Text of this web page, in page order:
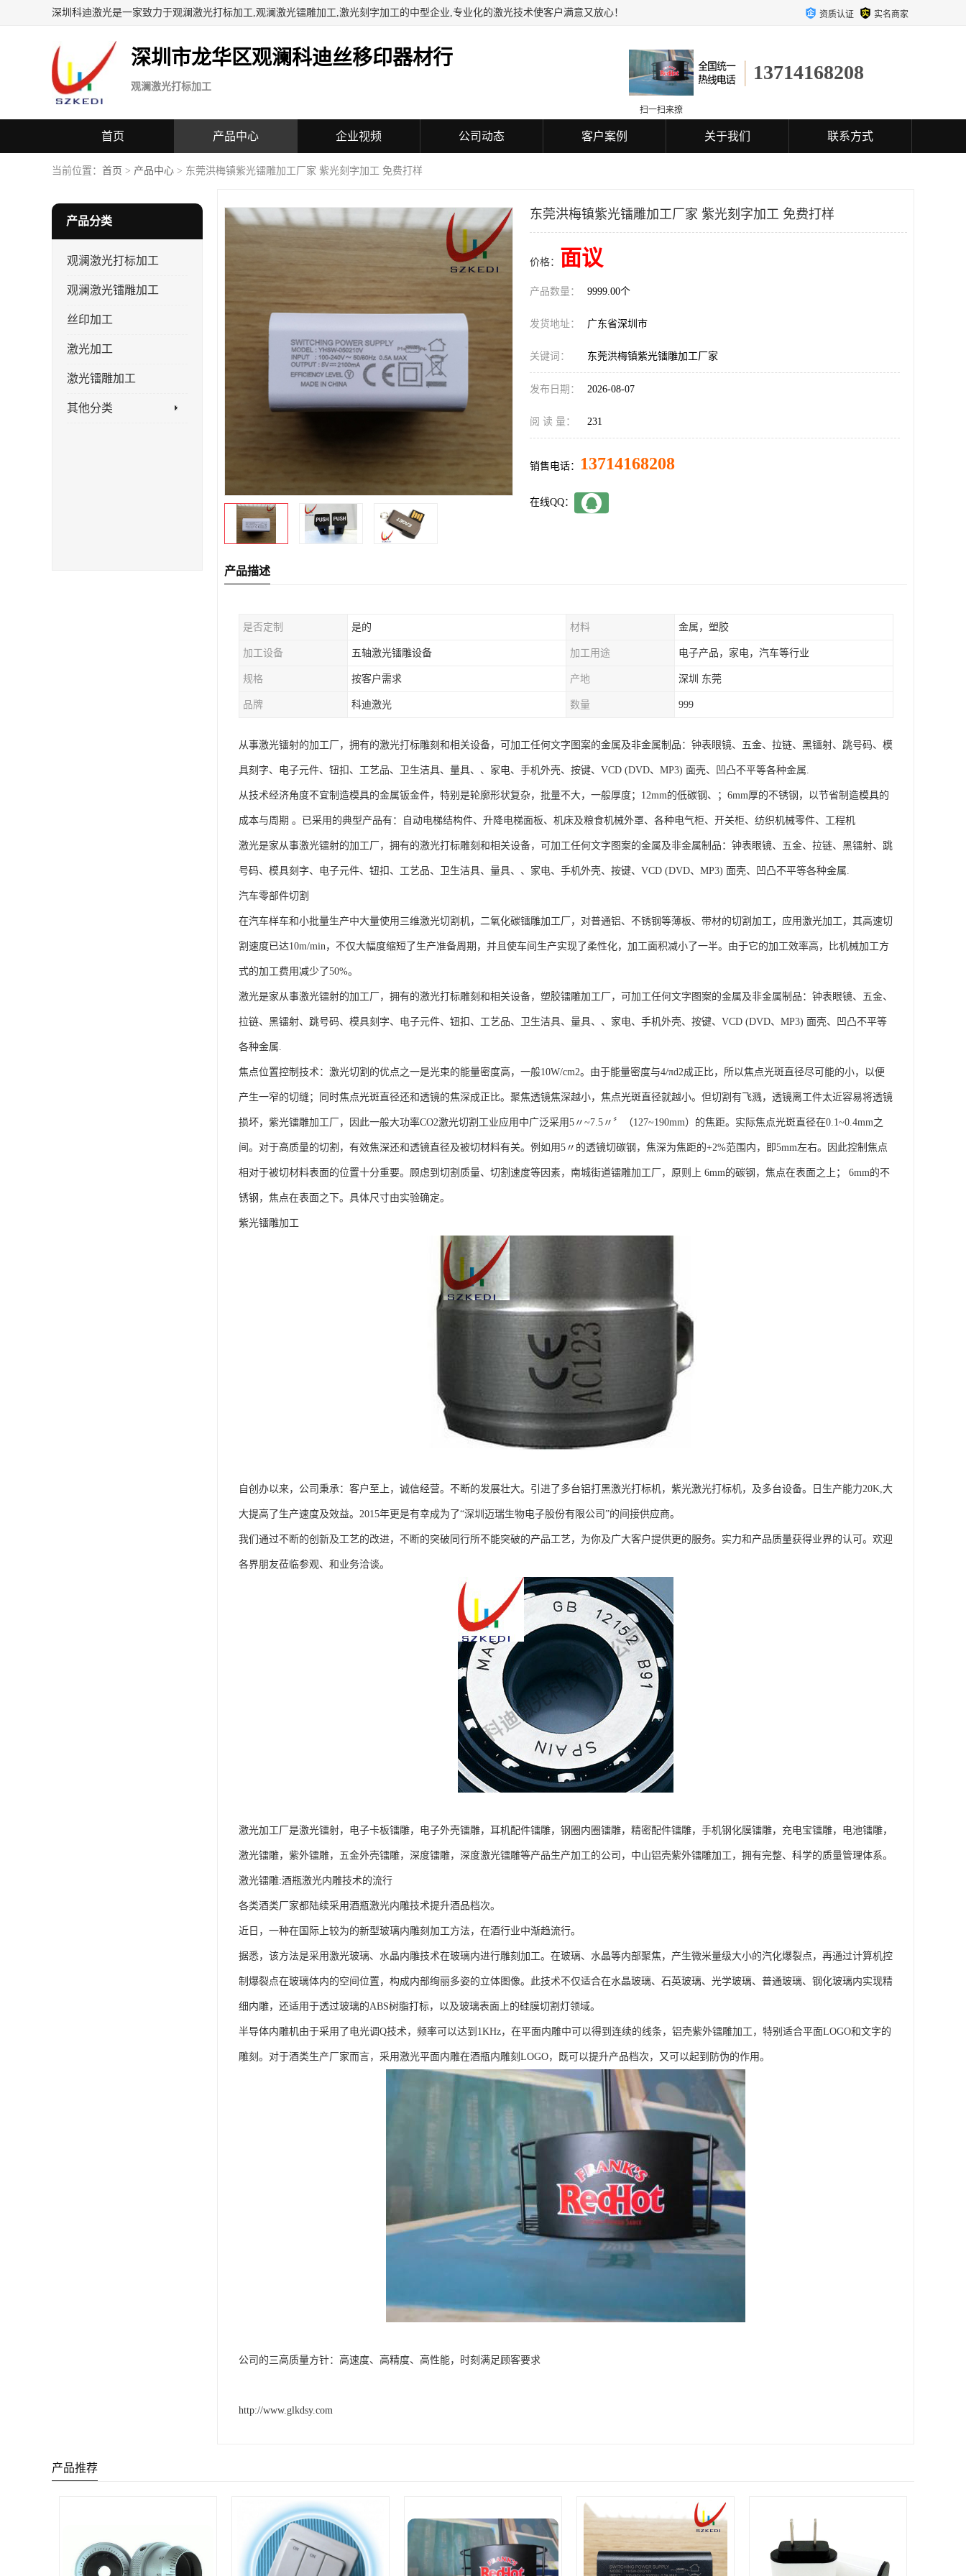
深圳科迪激光是一家致力于观澜激光打标加工,观澜激光镭雕加工,激光刻字加工的中型企业,专业化的激光技术使客户满意又放心！ 资质认证 实名商家
深圳市龙华区观澜科迪丝移印器材行
观澜激光打标加工
13714168208
扫一扫来撩
首页 产品中心 企业视频 公司动态 客户案例 关于我们 联系方式
当前位置： 首页 > 产品中心 > 东莞洪梅镇紫光镭雕加工厂家 紫光刻字加工 免费打样
产品分类
观澜激光打标加工
观澜激光镭雕加工
丝印加工
激光加工
激光镭雕加工
其他分类
东莞洪梅镇紫光镭雕加工厂家 紫光刻字加工 免费打样
价格： 面议
产品数量： 9999.00个
发货地址： 广东省深圳市
关键词： 东莞洪梅镇紫光镭雕加工厂家
发布日期： 2026-08-07
阅 读 量： 231
销售电话： 13714168208
在线QQ：
产品描述
是否定制 是的 材料 金属，塑胶
加工设备 五轴激光镭雕设备 加工用途 电子产品，家电，汽车等行业
规格 按客户需求 产地 深圳 东莞
品牌 科迪激光 数量 999
从事激光镭射的加工厂，拥有的激光打标雕刻和相关设备，可加工任何文字图案的金属及非金属制品：钟表眼镜、五金、拉链、黑镭射、跳号码、模
具刻字、电子元件、钮扣、工艺品、卫生洁具、量具、、家电、手机外壳、按键、VCD (DVD、MP3) 面壳、凹凸不平等各种金属.
从技术经济角度不宜制造模具的金属钣金件，特别是轮廓形状复杂，批量不大，一般厚度；12mm的低碳钢、；6mm厚的不锈钢，以节省制造模具的
成本与周期 。已采用的典型产品有：自动电梯结构件、升降电梯面板、机床及粮食机械外罩、各种电气柜、开关柜、纺织机械零件、工程机
激光是家从事激光镭射的加工厂，拥有的激光打标雕刻和相关设备，可加工任何文字图案的金属及非金属制品：钟表眼镜、五金、拉链、黑镭射、跳
号码、模具刻字、电子元件、钮扣、工艺品、卫生洁具、量具、、家电、手机外壳、按键、VCD (DVD、MP3) 面壳、凹凸不平等各种金属.
汽车零部件切割
在汽车样车和小批量生产中大量使用三维激光切割机，二氧化碳镭雕加工厂，对普通铝、不锈钢等薄板、带材的切割加工，应用激光加工，其高速切
割速度已达10m/min，不仅大幅度缩短了生产准备周期，并且使车间生产实现了柔性化，加工面积减小了一半。由于它的加工效率高，比机械加工方
式的加工费用减少了50%。
激光是家从事激光镭射的加工厂，拥有的激光打标雕刻和相关设备，塑胶镭雕加工厂，可加工任何文字图案的金属及非金属制品：钟表眼镜、五金、
拉链、黑镭射、跳号码、模具刻字、电子元件、钮扣、工艺品、卫生洁具、量具、、家电、手机外壳、按键、VCD (DVD、MP3) 面壳、凹凸不平等
各种金属.
焦点位置控制技术：激光切割的优点之一是光束的能量密度高，一般10W/cm2。由于能量密度与4/πd2成正比，所以焦点光斑直径尽可能的小，以便
产生一窄的切缝；同时焦点光斑直径还和透镜的焦深成正比。聚焦透镜焦深越小，焦点光斑直径就越小。但切割有飞溅，透镜离工件太近容易将透镜
损坏，紫光镭雕加工厂，因此一般大功率CO2激光切割工业应用中广泛采用5〃~7.5〃〞（127~190mm）的焦距。实际焦点光斑直径在0.1~0.4mm之
间。对于高质量的切割，有效焦深还和透镜直径及被切材料有关。例如用5〃的透镜切碳钢，焦深为焦距的+2%范围内，即5mm左右。因此控制焦点
相对于被切材料表面的位置十分重要。顾虑到切割质量、切割速度等因素，南城街道镭雕加工厂，原则上 6mm的碳钢，焦点在表面之上； 6mm的不
锈钢，焦点在表面之下。具体尺寸由实验确定。
紫光镭雕加工
自创办以来，公司秉承：客户至上，诚信经营。不断的发展壮大。引进了多台铝打黑激光打标机，紫光激光打标机，及多台设备。日生产能力20K,大
大提高了生产速度及效益。2015年更是有幸成为了“深圳迈瑞生物电子股份有限公司”的间接供应商。
我们通过不断的创新及工艺的改进，不断的突破同行所不能突破的产品工艺，为你及广大客户提供更的服务。实力和产品质量获得业界的认可。欢迎
各界朋友莅临参观、和业务洽谈。
激光加工厂是激光镭射，电子卡板镭雕，电子外壳镭雕，耳机配件镭雕，钢圈内圈镭雕，精密配件镭雕，手机钢化膜镭雕，充电宝镭雕，电池镭雕，
激光镭雕，紫外镭雕，五金外壳镭雕，深度镭雕，深度激光镭雕等产品生产加工的公司，中山铝壳紫外镭雕加工，拥有完整、科学的质量管理体系。
激光镭雕:酒瓶激光内雕技术的流行
各类酒类厂家都陆续采用酒瓶激光内雕技术提升酒品档次。
近日，一种在国际上较为的新型玻璃内雕刻加工方法，在酒行业中渐趋流行。
据悉，该方法是采用激光玻璃、水晶内雕技术在玻璃内进行雕刻加工。在玻璃、水晶等内部聚焦，产生微米量级大小的汽化爆裂点，再通过计算机控
制爆裂点在玻璃体内的空间位置，构成内部绚丽多姿的立体图像。此技术不仅适合在水晶玻璃、石英玻璃、光学玻璃、普通玻璃、钢化玻璃内实现精
细内雕，还适用于透过玻璃的ABS树脂打标，以及玻璃表面上的硅膜切割灯领域。
半导体内雕机由于采用了电光调Q技术，频率可以达到1KHz，在平面内雕中可以得到连续的线条，铝壳紫外镭雕加工，特别适合平面LOGO和文字的
雕刻。对于酒类生产厂家而言，采用激光平面内雕在酒瓶内雕刻LOGO，既可以提升产品档次，又可以起到防伪的作用。
公司的三高质量方针：高速度、高精度、高性能，时刻满足顾客要求
http://www.glkdsy.com
产品推荐